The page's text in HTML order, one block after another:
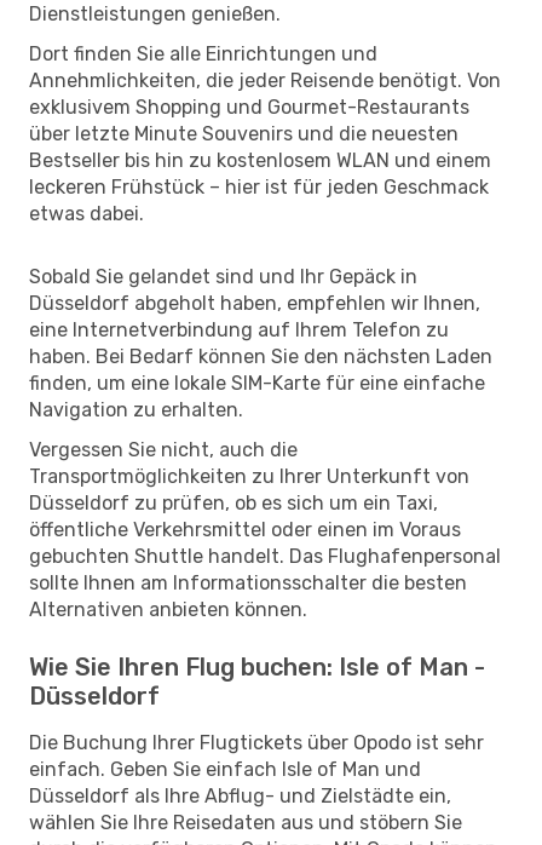
Dienstleistungen genießen.
Dort finden Sie alle Einrichtungen und
Annehmlichkeiten, die jeder Reisende benötigt. Von
exklusivem Shopping und Gourmet-Restaurants
über letzte Minute Souvenirs und die neuesten
Bestseller bis hin zu kostenlosem WLAN und einem
leckeren Frühstück – hier ist für jeden Geschmack
etwas dabei.
Sobald Sie gelandet sind und Ihr Gepäck in
Düsseldorf abgeholt haben, empfehlen wir Ihnen,
eine Internetverbindung auf Ihrem Telefon zu
haben. Bei Bedarf können Sie den nächsten Laden
finden, um eine lokale SIM-Karte für eine einfache
Navigation zu erhalten.
Vergessen Sie nicht, auch die
Transportmöglichkeiten zu Ihrer Unterkunft von
Düsseldorf zu prüfen, ob es sich um ein Taxi,
öffentliche Verkehrsmittel oder einen im Voraus
gebuchten Shuttle handelt. Das Flughafenpersonal
sollte Ihnen am Informationsschalter die besten
Alternativen anbieten können.
Wie Sie Ihren Flug buchen: Isle of Man -
Düsseldorf
Die Buchung Ihrer Flugtickets über Opodo ist sehr
einfach. Geben Sie einfach Isle of Man und
Düsseldorf als Ihre Abflug- und Zielstädte ein,
wählen Sie Ihre Reisedaten aus und stöbern Sie